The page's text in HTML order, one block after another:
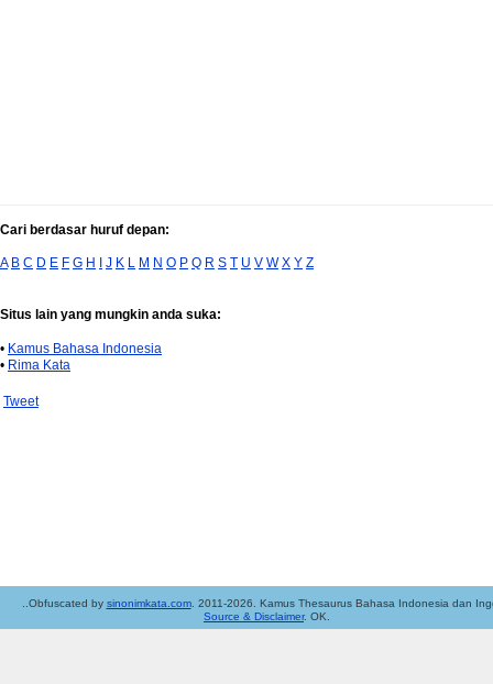
Cari berdasar huruf depan:
A B C D E F G H I J K L M N O P Q R S T U V W X Y Z
Situs lain yang mungkin anda suka:
• Kamus Bahasa Indonesia
• Rima Kata
Tweet
..Obfuscated by sinonimkata.com. 2011-2026. Kamus Thesaurus Bahasa Indonesia dan
Source & Disclaimer. OK.